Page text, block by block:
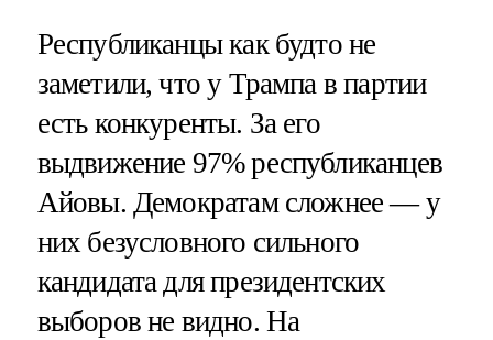
Республиканцы как будто не
заметили, что у Трампа в партии
есть конкуренты. За его
выдвижение 97% республиканцев
Айовы. Демократам сложнее — у
них безусловного сильного
кандидата для президентских
выборов не видно. На